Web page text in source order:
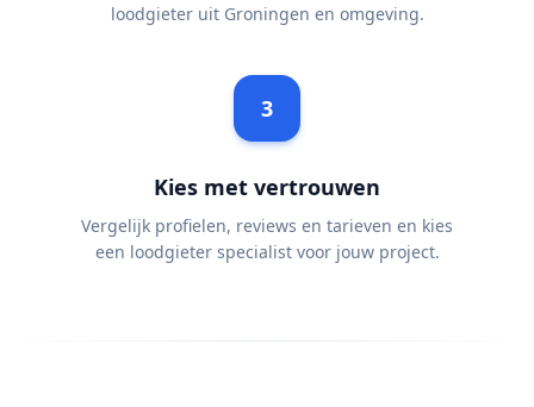
loodgieter uit Groningen en omgeving.
3
Kies met vertrouwen
Vergelijk profielen, reviews en tarieven en kies
een loodgieter specialist voor jouw project.